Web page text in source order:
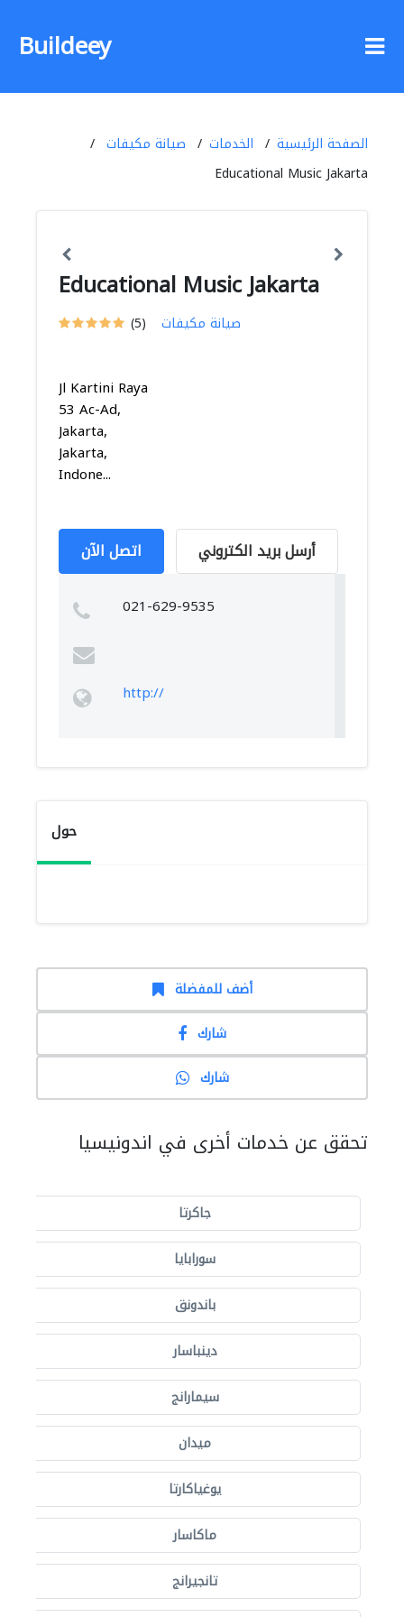
Buildeey
الصفحة الرئيسية الخدمات
صيانة مكيفات
Educational Music Jakarta
Educational Music Jakarta
(5) صيانة مكيفات
Jl Kartini Raya
53 Ac-Ad,
Jakarta,
Jakarta,
Indone...
اتصل الآن أرسل بريد الكتروني
021-629-9535
http://
حول
أضف للمفضلة
شارك
شارك
تحقق عن خدمات أخرى في اندونيسيا
جاكرتا
سورابايا
باندونق
دينباسار
سيمارانج
ميدان
يوغياكارتا
ماكاسار
تانجيرانج